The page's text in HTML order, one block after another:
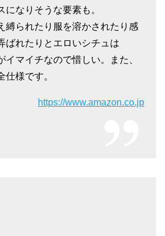
になりそうな要素も。
られたり服を溶かされたり感
ばれたりとエロいシチュは
イマイチなので惜しい。また、
仕様です。
https://www.amazon.co.jp